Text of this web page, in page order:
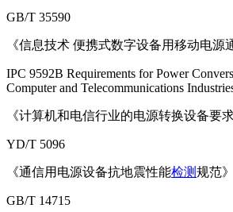
GB/T 35590
《信息技术 便携式数字设备用移动电源
IPC 9592B Requirements for Power
Computer and Telecommunications
《计算机和电信行业的电源转换设备要求
YD/T 5096
《通信用电源设备抗地震性能检测规范》
GB/T 14715